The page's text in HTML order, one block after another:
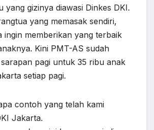
yang gizinya diawasi Dinkes DKI.
yang memasak sendiri,
ingin memberikan yang terbaik
Kini PMT-AS sudah
pagi untuk 35 ribu anak
setiap pagi.
contoh yang telah kami
Jakarta.